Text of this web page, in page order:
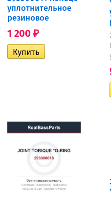
уплотнительное
резиновое
1 200 ₽